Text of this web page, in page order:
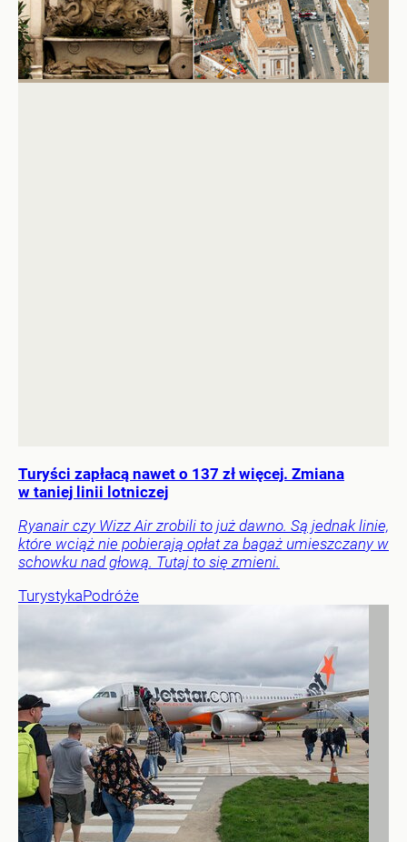
Turyści zapłacą nawet o 137 zł więcej. Zmiana
w taniej linii lotniczej
Ryanair czy Wizz Air zrobili to już dawno. Są jednak linie,
które wciąż nie pobierają opłat za bagaż umieszczany w
schowku nad głową. Tutaj to się zmieni.
TurystykaPodróże